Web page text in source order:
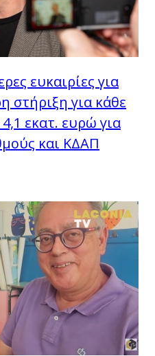
ευκαιρίες για
στήριξη για κάθε
εκατ. ευρώ για
και ΚΔΑΠ